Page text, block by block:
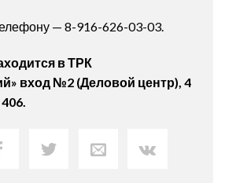
— 8-916-626-03-03.
в ТРК
вход №2 (Деловой центр), 4